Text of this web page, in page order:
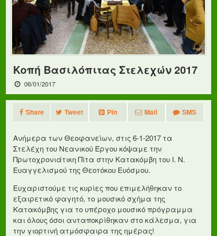
Κοπή Βασιλόπιτας Στελεχών 2017
06/01/2017
Share Tweet Pin Mail SMS
Ανήμερα των Θεοφανείων, στις 6-1-2017 τα
Στελέχη του Νεανικού Έργου κόψαμε την
Πρωτοχρονιάτικη Πίτα στην Κατακόμβη του Ι. Ν.
Ευαγγελισμού της Θεοτόκου Ευόσμου.
Ευχαριστούμε τις κυρίες που επιμελήθηκαν το
εξαιρετικό φαγητό, το μουσικό σχήμα της
Κατακόμβης για το υπέροχο μουσικό πρόγραμμα
και όλους όσοι ανταποκρίθηκαν στο κάλεσμα, για
την γιορτινή ατμόσφαιρα της ημέρας!